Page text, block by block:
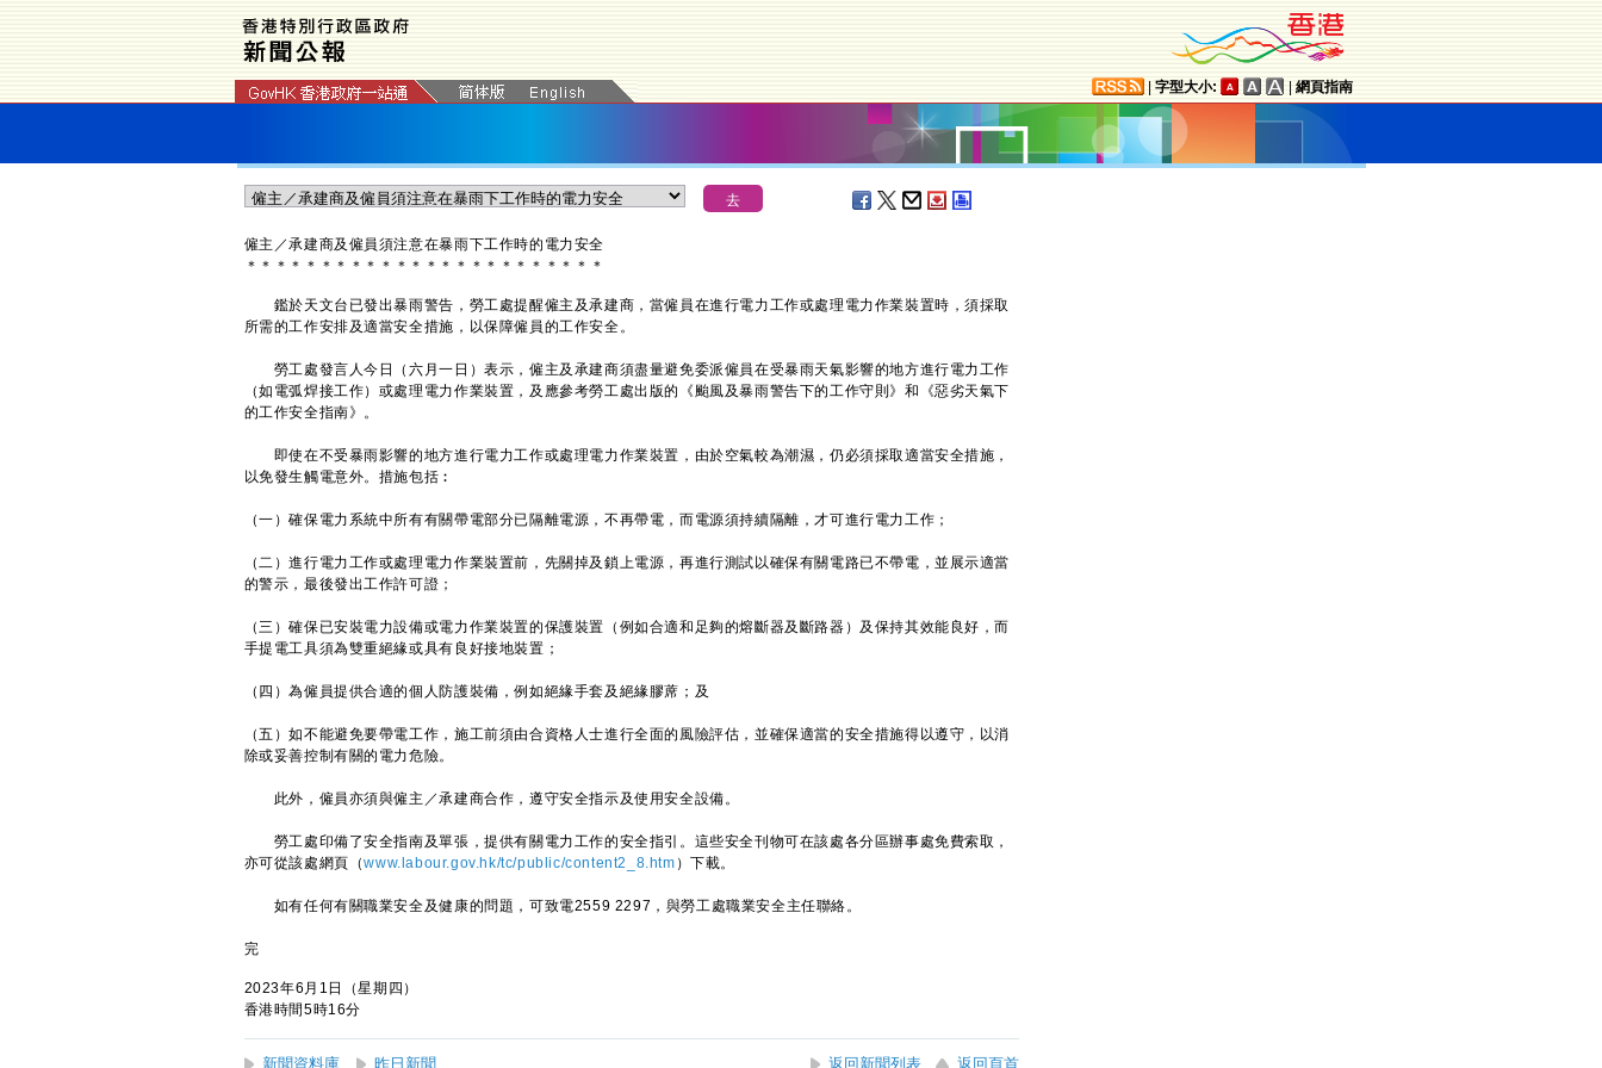
字型大小: 網頁指南
僱主／承建商及僱員須注意在暴雨下工作時的電力安全
＊ ＊ ＊ ＊ ＊ ＊ ＊ ＊ ＊ ＊ ＊ ＊ ＊ ＊ ＊ ＊ ＊ ＊ ＊ ＊ ＊ ＊ ＊ ＊
鑑於天文台已發出暴雨警告，勞工處提醒僱主及承建商，當僱員在進行電力工作或處理電力作業裝置時，須採取
所需的工作安排及適當安全措施，以保障僱員的工作安全。
勞工處發言人今日（六月一日）表示，僱主及承建商須盡量避免委派僱員在受暴雨天氣影響的地方進行電力工作
（如電弧焊接工作）或處理電力作業裝置，及應參考勞工處出版的《颱風及暴雨警告下的工作守則》和《惡劣天氣下
的工作安全指南》。
即使在不受暴雨影響的地方進行電力工作或處理電力作業裝置，由於空氣較為潮濕，仍必須採取適當安全措施，
以免發生觸電意外。措施包括︰
（一）確保電力系統中所有有關帶電部分已隔離電源，不再帶電，而電源須持續隔離，才可進行電力工作；
（二）進行電力工作或處理電力作業裝置前，先關掉及鎖上電源，再進行測試以確保有關電路已不帶電，並展示適當
的警示，最後發出工作許可證；
（三）確保已安裝電力設備或電力作業裝置的保護裝置（例如合適和足夠的熔斷器及斷路器）及保持其效能良好，而
手提電工具須為雙重絕緣或具有良好接地裝置；
（四）為僱員提供合適的個人防護裝備，例如絕緣手套及絕緣膠蓆；及
（五）如不能避免要帶電工作，施工前須由合資格人士進行全面的風險評估，並確保適當的安全措施得以遵守，以消
除或妥善控制有關的電力危險。
此外，僱員亦須與僱主／承建商合作，遵守安全指示及使用安全設備。
勞工處印備了安全指南及單張，提供有關電力工作的安全指引。這些安全刊物可在該處各分區辦事處免費索取，
亦可從該處網頁（www.labour.gov.hk/tc/public/content2_8.htm ）下載。
如有任何有關職業安全及健康的問題，可致電2559 2297，與勞工處職業安全主任聯絡。
完
2023年6月1日（星期四）
香港時間5時16分
新聞資料庫 昨日新聞 返回新聞列表 返回頁首